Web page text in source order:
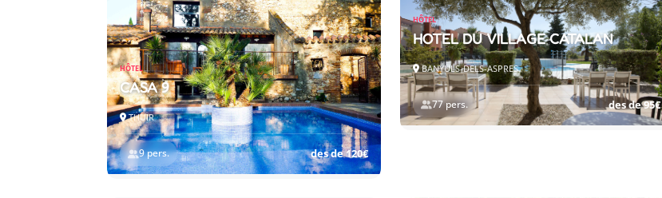
CASA 9
HÔTEL
THUIR
9 pers. des de 120€
HOTEL DU VILLAGE CATALAN
HÔTEL
BANYULS-DELS-ASPRES
77 pers. des de 95€